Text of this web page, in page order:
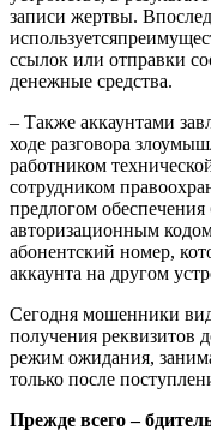
записи жертвы.
ссылок или отправки
денежные средства.
– Также аккаунтами
ходе разговора
работником
сотрудником
предлогом обеспечения
авторизационным
абонентский номер,
аккаунта на другом
Сегодня мошенники
получения реквизитов
режим ожидания,
только после
Прежде всего –